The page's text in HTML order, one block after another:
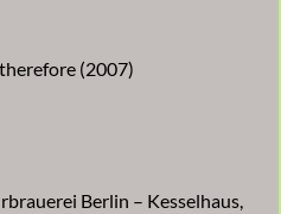
(2007)
Berlin – Kesselhaus,